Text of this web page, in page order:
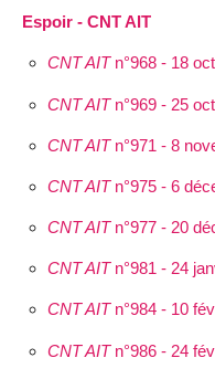
Espoir - CNT AIT
CNT AITn°968 - 18
CNT AITn°969 - 25
CNT AITn°971 - 8
CNT AITn°975 - 6
CNT AITn°977 - 20
CNT AITn°981 - 24
CNT AITn°984 - 10
CNT AITn°986 - 24